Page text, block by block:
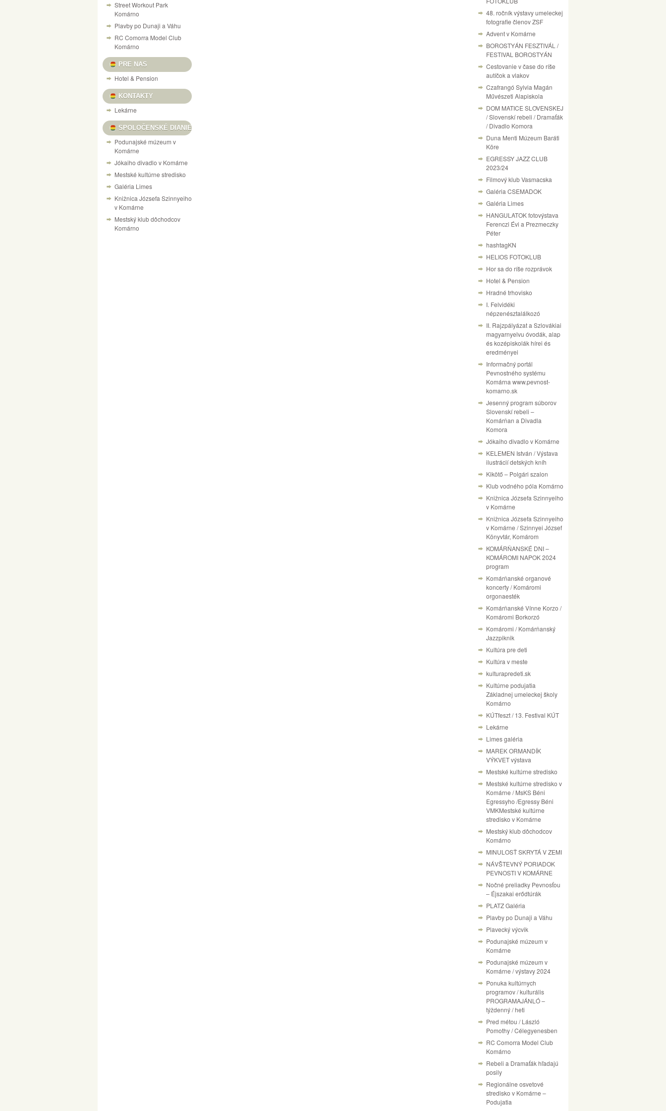
Street Workout Park
Komárno
Plavby po Dunaji a Váhu
RC Comorra Model Club
Komárno
PRE NAS
Hotel & Pension
KONTAKTY
Lekárne
SPOLOČENSKÉ DIANIE
Podunajské múzeum v
Komárne
Jókaiho divadlo v Komárne
Mestské kultúrne stredisko
Galéria Limes
Knižnica Józsefa Szinnyeiho
v Komárne
Mestský klub dôchodcov
Komárno
48. ročník výstavy umeleckej
fotografie členov ZSF
Advent v Komárne
BOROSTYÁN FESZTIVÁL /
FESTIVAL BOROSTYÁN
Cestovanie v čase do ríše
autíčok a vlakov
Czafrangó Sylvia Magán
Művészeti Alapiskola
DOM MATICE SLOVENSKEJ
/ Slovenskí rebeli / Dramaťák
/ Divadlo Komora
Duna Menti Múzeum Baráti
Köre
EGRESSY JAZZ CLUB
2023/24
Filmový klub Vasmacska
Galéria CSEMADOK
Galéria Limes
HANGULATOK fotovýstava
Ferenczi Évi a Prezmeczky
Péter
hashtagKN
HELIOS FOTOKLUB
Hor sa do ríše rozprávok
Hotel & Pension
Hradné trhovisko
I. Felvidéki
népzenésztalálkozó
II. Rajzpályázat a Szlovákiai
magyarnyelvu óvodák, alap
és kozépiskolák hírei és
eredményei
Informačný portál
Pevnostného systému
Komárna www.pevnost-
komarno.sk
Jesenný program súborov
Slovenskí rebeli –
Komárňan a Divadla
Komora
Jókaiho divadlo v Komárne
KELEMEN István / Výstava
ilustrácií detských kníh
Kikötő – Polgári szalon
Klub vodného póla Komárno
Knižnica Józsefa Szinnyeiho
v Komárne
Knižnica Józsefa Szinnyeiho
v Komárne / Szinnyei József
Könyvtár, Komárom
KOMÁRŇANSKÉ DNI –
KOMÁROMI NAPOK 2024
program
Komárňanské organové
koncerty / Komáromi
orgonaesték
Komárňanské Vínne Korzo /
Komáromi Borkorzó
Komáromi / Komárňanský
Jazzpiknik
Kultúra pre deti
Kultúra v meste
kulturapredeti.sk
Kultúrne podujatia
Základnej umeleckej školy
Komárno
KÚTfeszt / 13. Festival KÚT
Lekárne
Limes galéria
MAREK ORMANDÍK
VÝKVET výstava
Mestské kultúrne stredisko
Mestské kultúrne stredisko v
Komárne / MsKS Béni
Egressyho /Egressy Béni
VMKMestské kultúrne
stredisko v Komárne
Mestský klub dôchodcov
Komárno
MINULOSŤ SKRYTÁ V ZEMI
NÁVŠTEVNÝ PORIADOK
PEVNOSTI V KOMÁRNE
Nočné preliadky Pevnosťou
– Éjszakai erődtúrák
PLATZ Galéria
Plavby po Dunaji a Váhu
Plavecký výcvik
Podunajské múzeum v
Komárne
Podunajské múzeum v
Komárne / výstavy 2024
Ponuka kultúrnych
programov / kulturális
PROGRAMAJÁNLÓ –
týždenný / heti
Pred métou / László
Pomothy / Célegyenesben
RC Comorra Model Club
Komárno
Rebeli a Dramaťák hľadajú
posily
Regionálne osvetové
stredisko v Komárne –
Podujatia